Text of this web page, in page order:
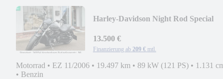
Harley-Davidson Night Rod Special
13.500 €
Finanzierung ab 209 € mtl.
Motorrad • EZ 11/2006 • 19.497 km • 89 kW (121 PS) • 1.131
• Benzin